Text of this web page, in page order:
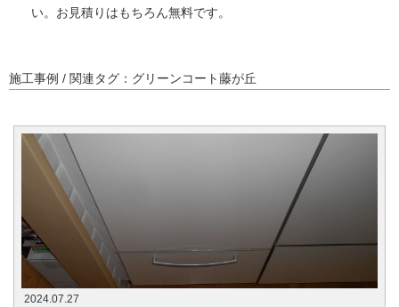
い。お見積りはもちろん無料です。
施工事例 / 関連タグ：グリーンコート藤が丘
2024.07.27